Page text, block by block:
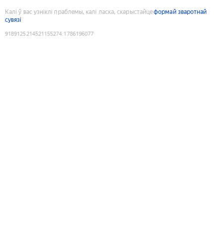
Калі ў вас узніклі праблемы, калі ласка, скарыстайцеформай зваротнай
сувязі
9189125214521155274:1786196077